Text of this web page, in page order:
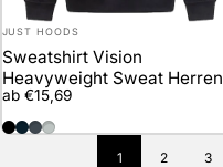
Anbieter:
JUST HOODS
Sweatshirt Vision
Heavyweight Sweat Herren
ab €15,69
Deep Black
New French Navy
Solid Charcoal
Heather Grey
1 2 3